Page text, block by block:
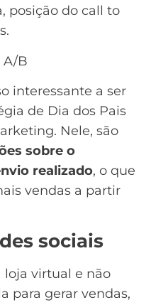
posição do call to
A/B
interessante a ser
de Dia dos Pais
. Nele, são
sobre o
realizado, o que
vendas a partir
sociais
loja virtual e não
para gerar vendas,